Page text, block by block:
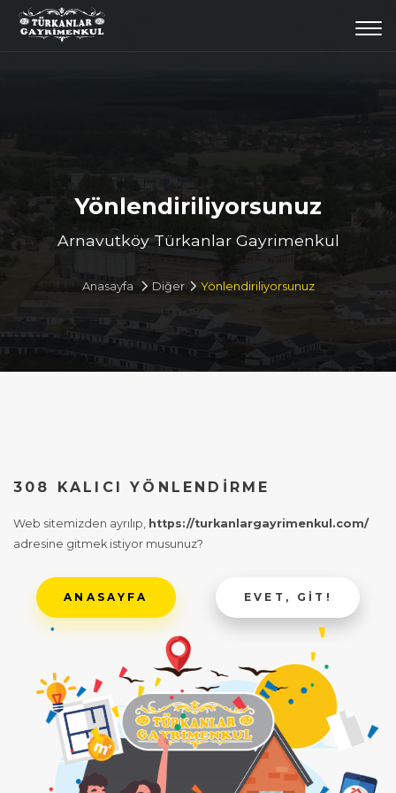
Yönlendiriliyorsunuz
Arnavutköy Türkanlar Gayrimenkul
Anasayfa Diğer Yönlendiriliyorsunuz
308 KALICI YÖNLENDIRME
Web sitemizden ayrılıp, https://turkanlargayrimenkul.com/
adresine gitmek istiyor musunuz?
ANASAYFA EVET, GIT!